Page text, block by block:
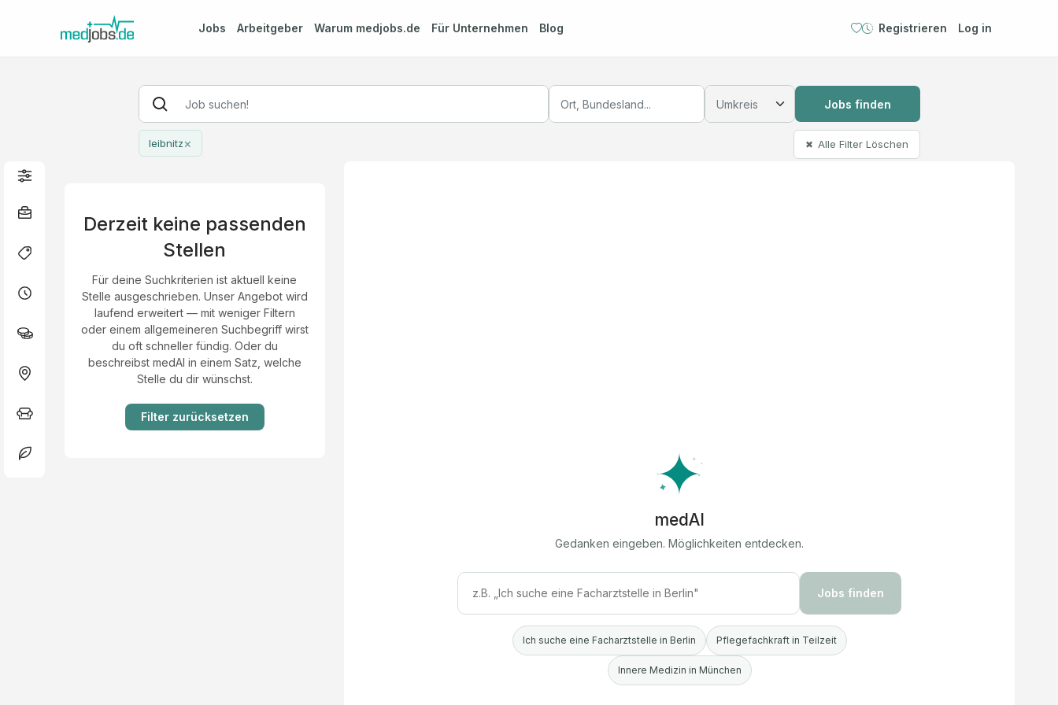
Jobs Arbeitgeber Warum medjobs.de Für Unternehmen Blog Registrieren Log in
Jobs finden
leibnitz× ✖ Alle Filter Löschen
Derzeit keine passenden
Stellen
Für deine Suchkriterien ist aktuell keine
Stelle ausgeschrieben. Unser Angebot wird
laufend erweitert — mit weniger Filtern
oder einem allgemeineren Suchbegriff wirst
du oft schneller fündig. Oder du
beschreibst medAI in einem Satz, welche
Stelle du dir wünschst.
Filter zurücksetzen
medAI
Gedanken eingeben. Möglichkeiten entdecken.
Jobs finden
Ich suche eine Facharztstelle in Berlin Pflegefachkraft in Teilzeit
Innere Medizin in München